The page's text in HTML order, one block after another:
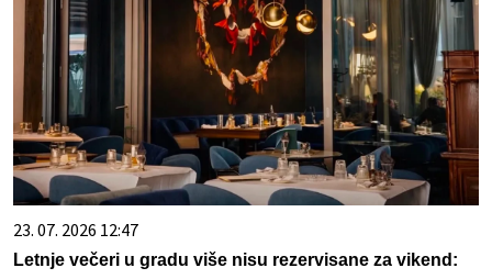
23. 07. 2026 12:47
Letnje večeri u gradu više nisu rezervisane za vikend: